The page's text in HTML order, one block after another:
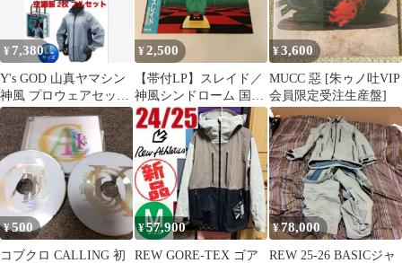
¥ 7,380
Y's GOD 山真ヤマシン
神風 プロウェアセット
空調服 2枚 フルセット
¥2,500
【帯付LP】スレイド／
神風シンドローム 国内
盤 歌詞・解説書付き
SLADE
¥3,600
MUCC 惡 [朱ゥノ吐VIP
会員限定受注生産盤]
¥500
コブクロ CALLING 初
¥57,900
REW GORE-TEX ゴア
¥78,000
REW 25-26 BASICジャ